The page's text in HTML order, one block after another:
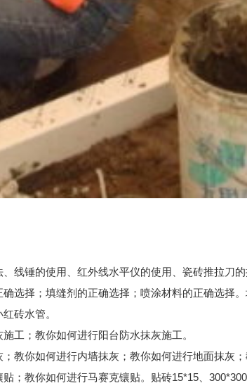
线锤的使用、红外线水平仪的使用、瓷砖推拉刀的
选择；填缝剂的正确选择；喷涂材料的正确选择。
砖水管。
工；教你如何进行阳台防水抹灰施工。
教你如何进行内墙抹灰；教你如何进行地面抹灰；
教你如何进行马赛克镶贴。贴砖15*15、300*300